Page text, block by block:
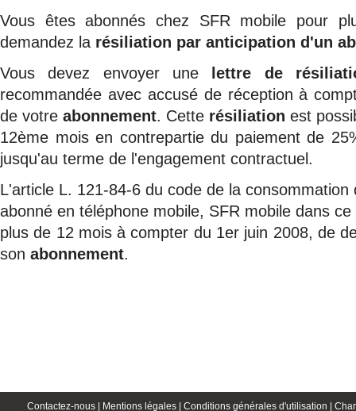
Vous êtes abonnés chez SFR mobile pour
demandez la résiliation par anticipation d'un
Vous devez envoyer une
lettre de
recommandée avec accusé de réception à
de votre abonnement. Cette résiliation est
12ème mois en contrepartie du paiement de
jusqu'au terme de l'engagement contractuel.
L'article L. 121-84-6 du code de la consommation
abonné en téléphone mobile, SFR mobile dans
plus de 12 mois à compter du 1er juin 2008, de
son abonnement.
Contactez-nous | Mentions légales | Conditions générales d'utilisation |